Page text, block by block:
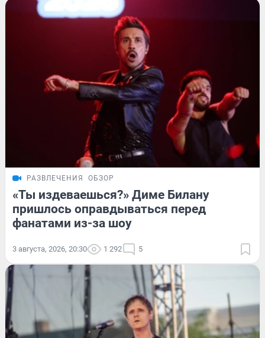
РАЗВЛЕЧЕНИЯ ОБЗОР
«Ты издеваешься?» Диме Билану
пришлось оправдываться перед
фанатами из-за шоу
3 августа, 2026, 20:30 1 292 5